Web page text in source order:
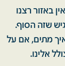
באזור רצנו
שזה הסוף.
מתים, אם על
אלינו.